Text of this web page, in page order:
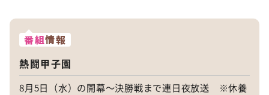
番組情報
熱闘甲子園
8月5日（水）の開幕〜決勝戦まで連日夜放送 ※休養